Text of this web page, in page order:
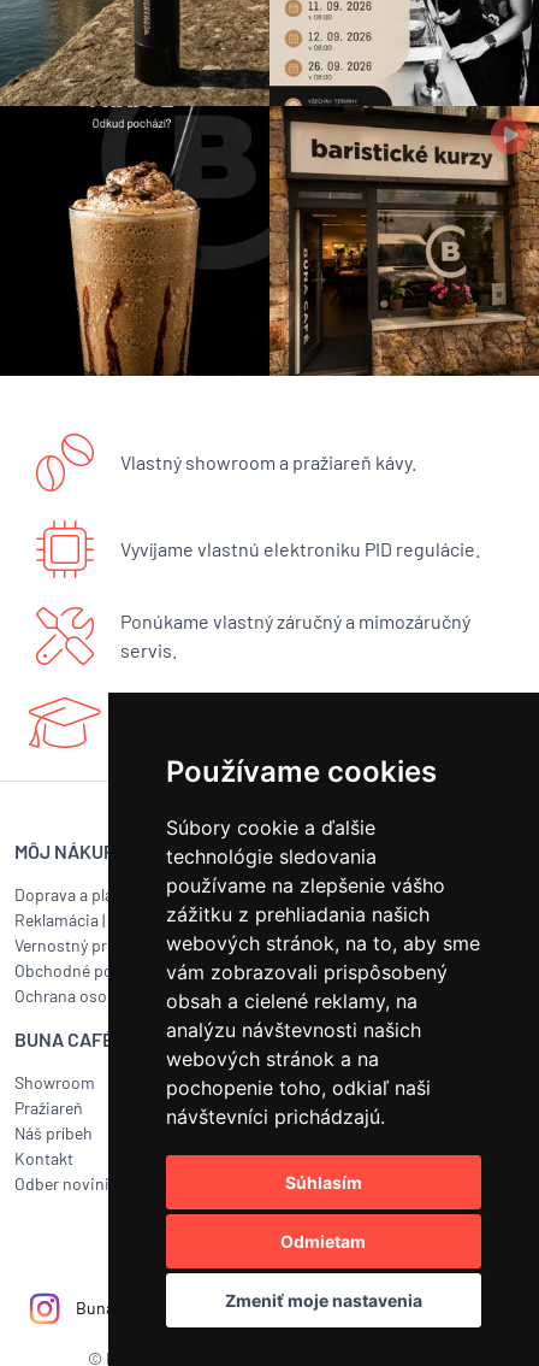
Používame cookies
Súbory cookie a ďalšie
technológie sledovania
používame na zlepšenie vášho
zážitku z prehliadania našich
webových stránok, na to, aby sme
vám zobrazovali prispôsobený
obsah a cielené reklamy, na
analýzu návštevnosti našich
webových stránok a na
pochopenie toho, odkiaľ naši
návštevníci prichádzajú.
Súhlasím
Odmietam
Zmeniť moje nastavenia
Vlastný showroom a pražiareň kávy.
Vyvíjame vlastnú elektroniku PID regulácie.
Ponúkame vlastný záručný a mimozáručný
servis.
MÔJ NÁKUP
Doprava a platba
Reklamácia|
Vrátenie tovaru
Vernostný program
Obchodné podmienky
Ochrana osobných údajov
SERVIS BUNA CAFÉ
Servis kávovarov všetkých
značiek
Objednať servis
Ako pripraviť balík na prepravu?
Čistenie a údržba
BUNA CAFÉ
Showroom
Pražiareň
Náš príbeh
Kontakt
Odber noviniek
RÝCHLY KONTAKT
BUNA CAFÉ
Havlíčkovo náměstí 15/31
252 19 Rudná, CZ
obchod@bunacafe.sk
+421 277 270 700
© BUNA CAFÉ 2011 - 2026
Bunacafecz Bunacafe.cz